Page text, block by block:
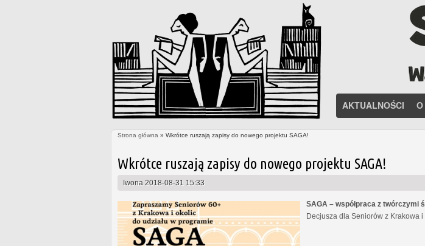
AKTUALNOŚCI
Strona główna » Wkrótce ruszają zapisy do nowego projektu SAGA!
Wkrótce ruszają zapisy do nowego projektu SAGA!
Iwona 2018-08-31 15:33
SAGA – współpraca z twórczymi
Decjusza dla Seniorów z Krakowa i